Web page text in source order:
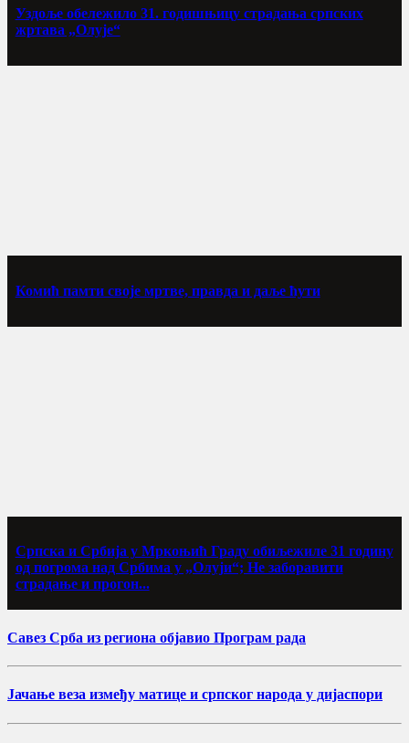
Уздоље обележило 31. годишњицу страдања српских
жртава „Олује“
Комић памти своје мртве, правда и даље ћути
Српска и Србија у Мркоњић Граду обиљежиле 31 годину
од погрома над Србима у „Олуји“; Не заборавити
страдање и прогон...
Савез Срба из региона објавио Програм рада
Јачање веза између матице и српског народа у дијаспори